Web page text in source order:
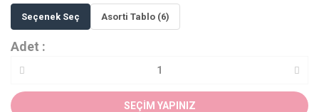
Seçenek Seç Asorti Tablo (6)
Adet :
SEÇİM YAPINIZ